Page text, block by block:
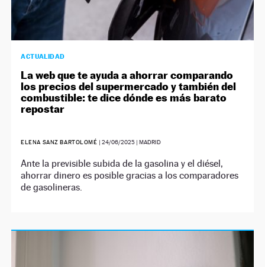
ACTUALIDAD
La web que te ayuda a ahorrar comparando
los precios del supermercado y también del
combustible: te dice dónde es más barato
repostar
ELENA SANZ BARTOLOMÉ | 24/06/2025| MADRID
Ante la previsible subida de la gasolina y el diésel,
ahorrar dinero es posible gracias a los comparadores
de gasolineras.